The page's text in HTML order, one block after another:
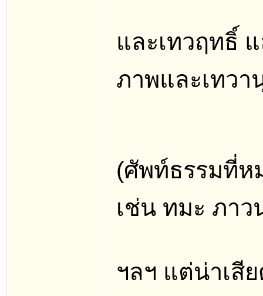
และเทวฤทธิ์
ภาพและเทวา
(ศัพท์ธรรมที่ห
เช่น ทมะ ภา
ฯลฯ แต่น่าเสี